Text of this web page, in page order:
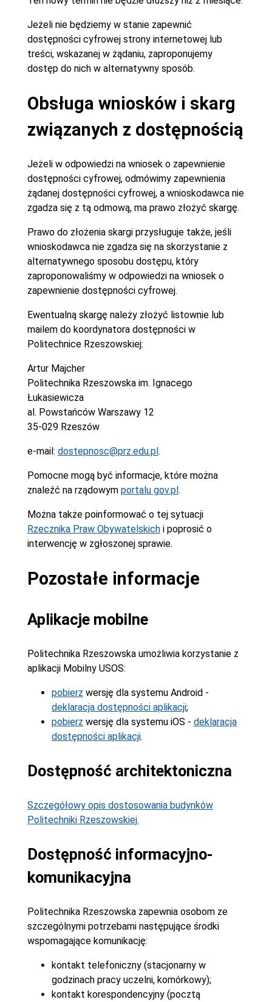
Jeżeli nie będziemy w stanie zapewnić
dostępności cyfrowej strony internetowej lub
treści, wskazanej w żądaniu, zaproponujemy
dostęp do nich w alternatywny sposób.
Obsługa wniosków i skarg
związanych z dostępnością
Jeżeli w odpowiedzi na wniosek o zapewnienie
dostępności cyfrowej, odmówimy zapewnienia
żądanej dostępności cyfrowej, a wnioskodawca nie
zgadza się z tą odmową, ma prawo złożyć skargę.
Prawo do złożenia skargi przysługuje także, jeśli
wnioskodawca nie zgadza się na skorzystanie z
alternatywnego sposobu dostępu, który
zaproponowaliśmy w odpowiedzi na wniosek o
zapewnienie dostępności cyfrowej.
Ewentualną skargę należy złożyć listownie lub
mailem do koordynatora dostępności w
Politechnice Rzeszowskiej:
Artur Majcher
Politechnika Rzeszowska im. Ignacego
Łukasiewicza
al. Powstańców Warszawy 12
35-029 Rzeszów
e-mail: dostepnosc@prz.edu.pl .
Pomocne mogą być informacje, które można
znaleźć na rządowym portalu gov.pl .
Można także poinformować o tej sytuacji
Rzecznika Praw Obywatelskichi poprosić o
interwencję w zgłoszonej sprawie.
Pozostałe informacje
Aplikacje mobilne
Politechnika Rzeszowska umożliwia korzystanie z
aplikacji Mobilny USOS:
pobierz wersję dla systemu Android -
deklaracja dostępności aplikacji;
pobierz wersję dla systemu iOS - deklaracja
dostępności aplikacji.
Dostępność architektoniczna
Szczegółowy opis dostosowania budynków
Politechniki Rzeszowskiej.
Dostępność informacyjno-
komunikacyjna
Politechnika Rzeszowska zapewnia osobom ze
szczególnymi potrzebami następujące środki
wspomagające komunikację:
kontakt telefoniczny (stacjonarny w
godzinach pracy uczelni, komórkowy);
kontakt korespondencyjny (pocztą